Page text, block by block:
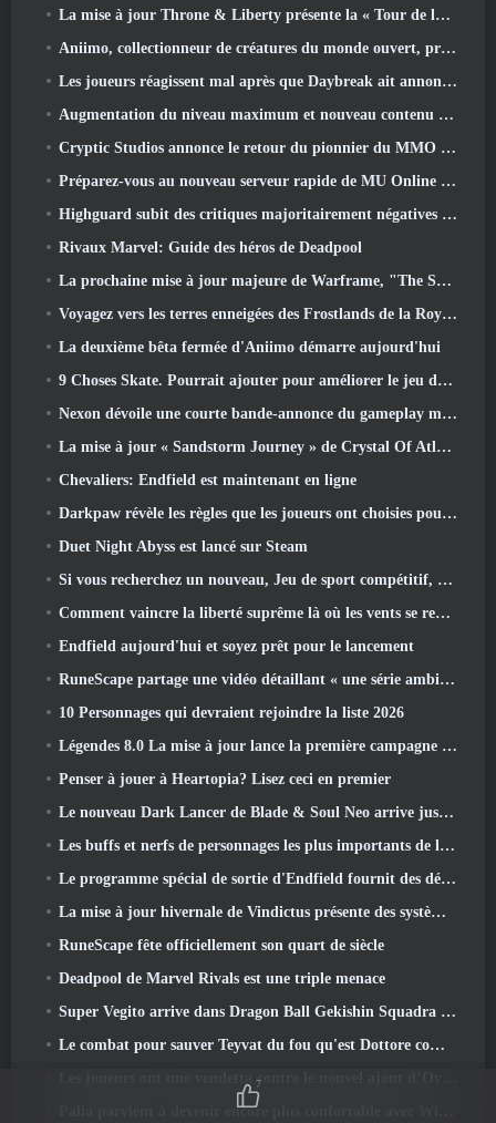
La mise à jour Throne & Liberty présente la « Tour de la cupidité » générée aléatoirement
Aniimo, collectionneur de créatures du monde ouvert, prend les bonnes notes
Les joueurs réagissent mal après que Daybreak ait annoncé son intention de sauter les feuilles de route pour EverQuest et EQ2
Augmentation du niveau maximum et nouveau contenu révélé dans Phantasy Star Online 2: Flux de vagues de titres NGS
Cryptic Studios annonce le retour du pionnier du MMO Jack Emmert en tant que PDG
Préparez-vous au nouveau serveur rapide de MU Online pendant le pré-événement
Highguard subit des critiques majoritairement négatives après son lancement
Rivaux Marvel: Guide des héros de Deadpool
La prochaine mise à jour majeure de Warframe, "The Shadowgrapher" arrivera en mars
Voyagez vers les terres enneigées des Frostlands de la Roya dans la prochaine version de Wuthering Waves 3.1
La deuxième bêta fermée d'Aniimo démarre aujourd'hui
9 Choses Skate. Pourrait ajouter pour améliorer le jeu dans 2026
Nexon dévoile une courte bande-annonce du gameplay mondial de MapleStory Classic
La mise à jour « Sandstorm Journey » de Crystal Of Atlan augmente le niveau maximum à 70
Chevaliers: Endfield est maintenant en ligne
Darkpaw révèle les règles que les joueurs ont choisies pour le prochain serveur Frostreaver d'EverQuest
Duet Night Abyss est lancé sur Steam
Si vous recherchez un nouveau, Jeu de sport compétitif, Le test bêta fermé du football freestyle 2 est en route
Comment vaincre la liberté suprême là où les vents se rencontrent
Endfield aujourd'hui et soyez prêt pour le lancement
RuneScape partage une vidéo détaillant « une série ambitieuse de mises à jour de contenu »
10 Personnages qui devraient rejoindre la liste 2026
Légendes 8.0 La mise à jour lance la première campagne de 2026
Penser à jouer à Heartopia? Lisez ceci en premier
Le nouveau Dark Lancer de Blade & Soul Neo arrive juste à temps pour le premier anniversaire
Les buffs et nerfs de personnages les plus importants de la saison 6
Le programme spécial de sortie d'Endfield fournit des détails sur le système de monétisation du jeu
La mise à jour hivernale de Vindictus présente des systèmes pour faciliter la progression des joueurs
RuneScape fête officiellement son quart de siècle
Deadpool de Marvel Rivals est une triple menace
Super Vegito arrive dans Dragon Ball Gekishin Squadra avec l'arrivée de la saison 3
Le combat pour sauver Teyvat du fou qu'est Dottore commence aujourd'hui dans Genshin Impact
Les joueurs ont une vendetta contre le nouvel ajout d’Overwatch
Palia parvient à devenir encore plus confortable avec Winter's Wonder: Mise à jour du sanctuaire enneigé
7